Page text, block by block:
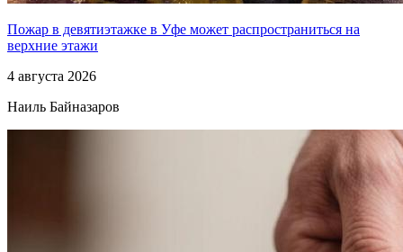
Пожар в девятиэтажке в Уфе может распространиться на
верхние этажи
4 августа 2026
Наиль Байназаров